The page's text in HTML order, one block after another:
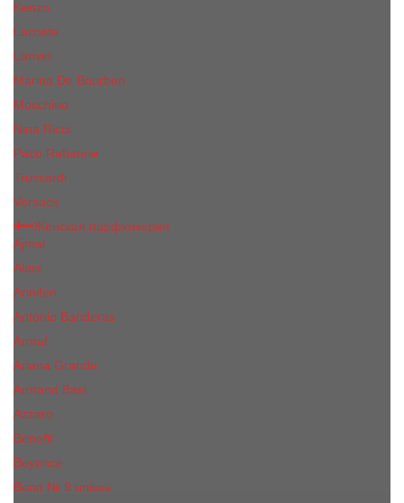
Kenzo
Lacoste
Lanvin
Marina De Bourbon
Moschino
Nina Ricci
Paco Rabanne
Trussardi
Versace
Женская парфюмерия
Ajmal
Alaia
Annifen
Antonio Banderas
Armaf
Ariana Grande
Armand Basi
Azzaro
Benefit
Beyonce
Bond № 9 unisex